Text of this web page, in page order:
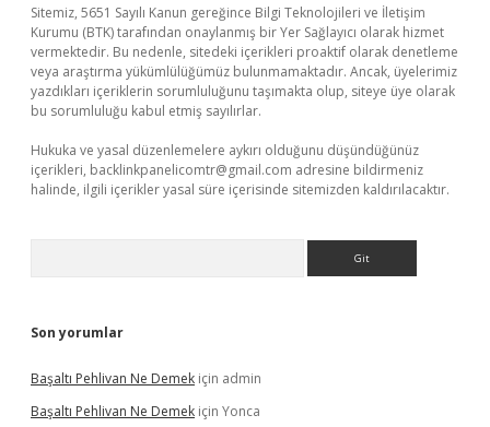
Sitemiz, 5651 Sayılı Kanun gereğince Bilgi Teknolojileri ve İletişim
Kurumu (BTK) tarafından onaylanmış bir Yer Sağlayıcı olarak hizmet
vermektedir. Bu nedenle, sitedeki içerikleri proaktif olarak denetleme
veya araştırma yükümlülüğümüz bulunmamaktadır. Ancak, üyelerimiz
yazdıkları içeriklerin sorumluluğunu taşımakta olup, siteye üye olarak
bu sorumluluğu kabul etmiş sayılırlar.
Hukuka ve yasal düzenlemelere aykırı olduğunu düşündüğünüz
içerikleri, backlinkpanelicomtr@gmail.com adresine bildirmeniz
halinde, ilgili içerikler yasal süre içerisinde sitemizden kaldırılacaktır.
Son yorumlar
Başaltı Pehlivan Ne Demek için admin
Başaltı Pehlivan Ne Demek için Yonca